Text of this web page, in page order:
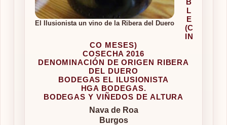
El Ilusionista un vino de la Ribera del Duero
B
L
E
(C
IN
CO MESES)
COSECHA 2016
DENOMINACIÓN DE ORIGEN RIBERA
DEL DUERO
BODEGAS EL ILUSIONISTA
HGA BODEGAS.
BODEGAS Y VIÑEDOS DE ALTURA
Nava de Roa
Burgos